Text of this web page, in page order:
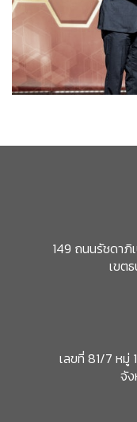
149 ถนนรัชดา
เขต
เลขที่ 81/7 หมู่
จั